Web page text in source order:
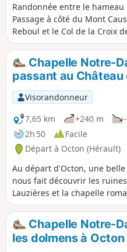
Randonnée entre le
Passage à côté du Mont
Reboul et le Col de la Croix
facile, tous les chemins
Chapelle Notre-
passant au Château
Visorandonneur
7,65 km
+240 m
2h 50
Facile
Départ à Octon (Hérault)
Au départ d'Octon, une
nous fait découvrir les
Lauzières et la chapelle
Roubignac du XIIe siècle.
Chapelle Notre-
les dolmens à Octon